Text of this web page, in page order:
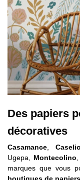
Des papiers
décoratives
Casamance Caselio
Ugepa, Montecolino
marques que vous